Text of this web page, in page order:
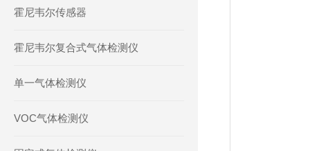
霍尼韦尔传感器
霍尼韦尔复合式气体检测仪
单一气体检测仪
VOC气体检测仪